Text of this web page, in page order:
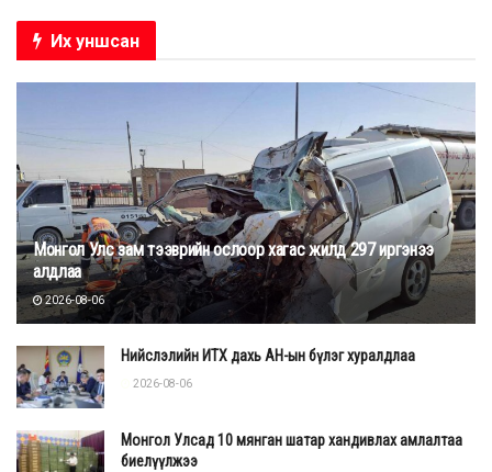
Их уншсан
Монгол Улс зам тээврийн ослоор хагас жилд 297 иргэнээ
алдлаа
2026-08-06
Нийслэлийн ИТХ дахь АН-ын бүлэг хуралдлаа
2026-08-06
Монгол Улсад 10 мянган шатар хандивлах амлалтаа
биелүүлжээ